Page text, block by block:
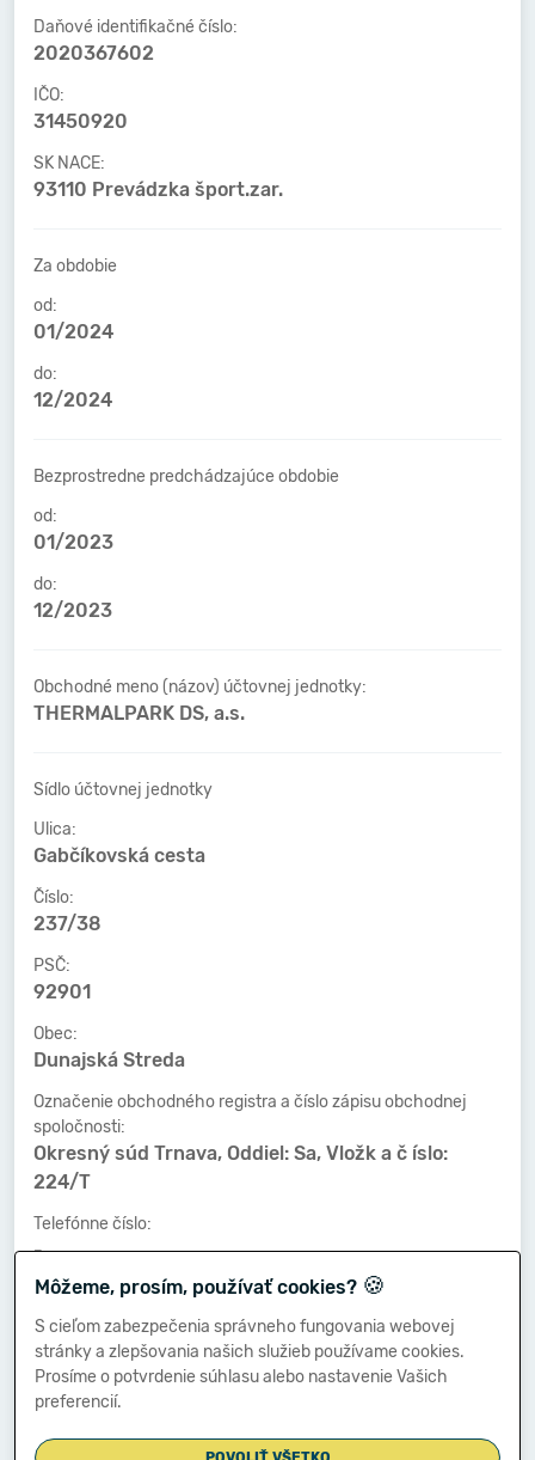
Daňové identifikačné číslo:
2020367602
IČO:
31450920
SK NACE:
93110 Prevádzka šport.zar.
Za obdobie
od:
01/2024
do:
12/2024
Bezprostredne predchádzajúce obdobie
od:
01/2023
do:
12/2023
Obchodné meno (názov) účtovnej jednotky:
THERMALPARK DS, a.s.
Sídlo účtovnej jednotky
Ulica:
Gabčíkovská cesta
Číslo:
237/38
PSČ:
92901
Obec:
Dunajská Streda
Označenie obchodného registra a číslo zápisu obchodnej
spoločnosti:
Okresný súd Trnava, Oddiel: Sa, Vložk a č íslo:
224/T
Telefónne číslo:
-
Faxové číslo:
-
E-mailová adresa:
-
Môžeme, prosím, používať cookies? 🍪
S cieľom zabezpečenia správneho fungovania webovej
stránky a zlepšovania našich služieb používame cookies.
Prosíme o potvrdenie súhlasu alebo nastavenie Vašich
preferencií.